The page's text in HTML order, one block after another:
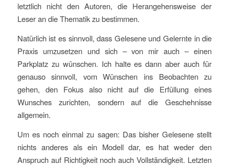
letztlich nicht den Autoren, die Herangehensweise der
Leser an die Thematik zu bestimmen.
Natürlich ist es sinnvoll, dass Gelesene und Gelernte in die
Praxis umzusetzen und sich – von mir auch – einen
Parkplatz zu wünschen. Ich halte es dann aber auch für
genauso sinnvoll, vom Wünschen ins Beobachten zu
gehen, den Fokus also nicht auf die Erfüllung eines
Wunsches zurichten, sondern auf die Geschehnisse
allgemein.
Um es noch einmal zu sagen: Das bisher Gelesene stellt
nichts anderes als ein Modell dar, es hat weder den
Anspruch auf Richtigkeit noch auch Vollständigkeit. Letzten